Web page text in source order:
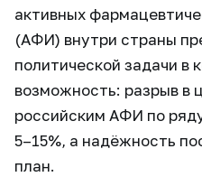
активных
(АФИ) внутри страны
политической задачи в
возможность: разрыв
российским АФИ по
5–15%, а надёжность
план.